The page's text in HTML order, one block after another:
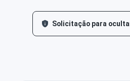
Solicitação para